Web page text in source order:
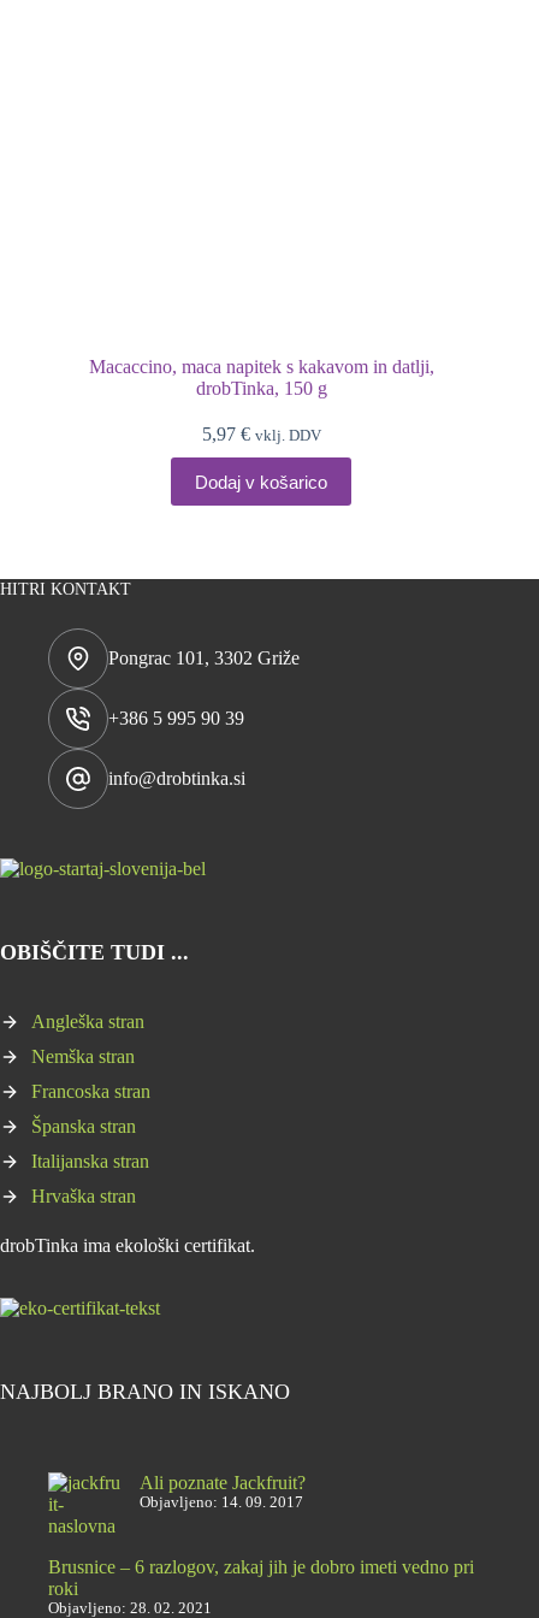
Macaccino, maca napitek s kakavom in datlji,
drobTinka, 150 g
5,97 € vklj. DDV
Dodaj v košarico
HITRI KONTAKT
Pongrac 101, 3302 Griže
+386 5 995 90 39
info@drobtinka.si
OBIŠČITE TUDI ...
Angleška stran
Nemška stran
Francoska stran
Španska stran
Italijanska stran
Hrvaška stran
drobTinka ima ekološki certifikat.
NAJBOLJ BRANO IN ISKANO
Ali poznate Jackfruit?
Objavljeno: 14. 09. 2017
Brusnice – 6 razlogov, zakaj jih je dobro imeti vedno pri
roki
Objavljeno: 28. 02. 2021